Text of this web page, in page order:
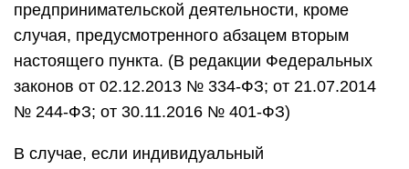
предпринимательской деятельности, кроме
случая, предусмотренного абзацем вторым
настоящего пункта. (В редакции Федеральных
законов от 02.12.2013 № 334-ФЗ; от 21.07.2014
№ 244-ФЗ; от 30.11.2016 № 401-ФЗ)
В случае, если индивидуальный